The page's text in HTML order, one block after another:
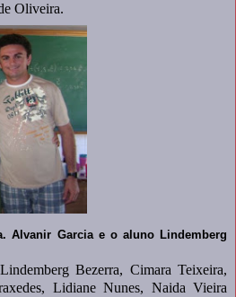
Oliveira.
Alvanir Garcia e o aluno Lindemberg
Bezerra, Cimara Teixeira,
Lidiane Nunes, Naida Vieira